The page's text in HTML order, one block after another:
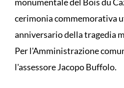
cerimonia commemorativa
anniversario della tragedia
Per l'Amministrazione
l'assessore Jacopo Buffolo.